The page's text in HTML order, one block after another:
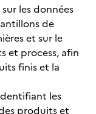
les données
de
et sur le
et process, afin
finis et la
les
produits et